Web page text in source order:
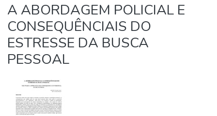
A ABORDAGEM POLICIAL E
CONSEQUÊNCIAIS DO
ESTRESSE DA BUSCA
PESSOAL